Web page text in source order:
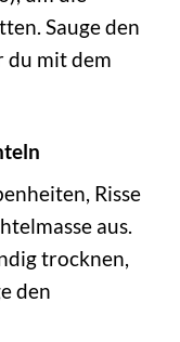
Sauge den
du mit dem
Risse
aus.
trocknen,
den